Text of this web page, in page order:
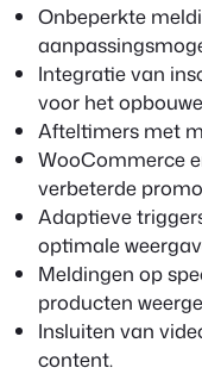
Onbeperkte
Integratie van
voor het
Afteltimers met
WooCommerce
verbeterde
Adaptieve
optimale
Meldingen op
producten
Insluiten van
content.